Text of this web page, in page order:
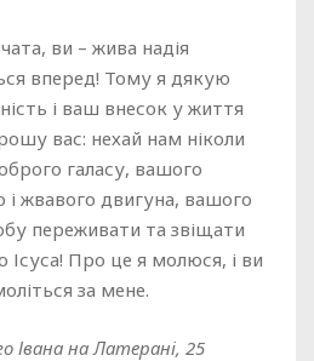
ви – жива надія
вперед! Тому я дякую
і ваш внесок у життя
вас: нехай нам ніколи
галасу, вашого
і жвавого двигуна, вашого
переживати та звіщати
Ісуса! Про це я молюся, і ви
за мене.
Івана на Латерані, 25